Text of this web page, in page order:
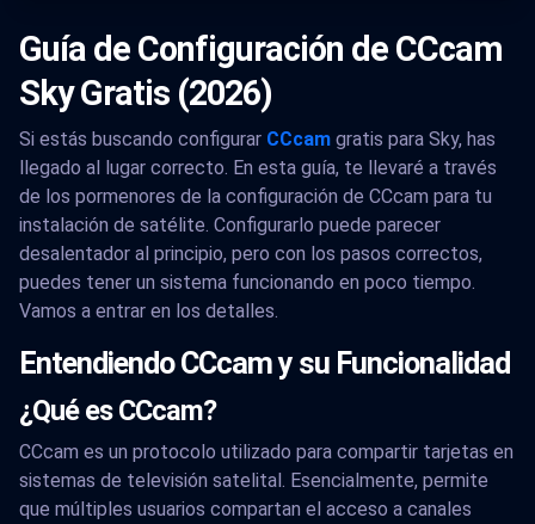
Guía de Configuración de CCcam
Sky Gratis (2026)
Si estás buscando configurar CCcam gratis para Sky, has
llegado al lugar correcto. En esta guía, te llevaré a través
de los pormenores de la configuración de CCcam para tu
instalación de satélite. Configurarlo puede parecer
desalentador al principio, pero con los pasos correctos,
puedes tener un sistema funcionando en poco tiempo.
Vamos a entrar en los detalles.
Entendiendo CCcam y su Funcionalidad
¿Qué es CCcam?
CCcam es un protocolo utilizado para compartir tarjetas en
sistemas de televisión satelital. Esencialmente, permite
que múltiples usuarios compartan el acceso a canales